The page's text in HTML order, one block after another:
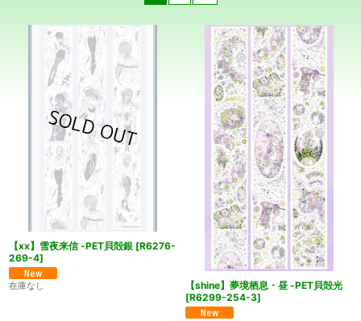
並び順:
【xx】雪夜来信 -PET貝殻銀 [R6276-
269-4]
在庫なし
【shine】夢境栖息・昼 -PET貝殻光
[R6299-254-3]